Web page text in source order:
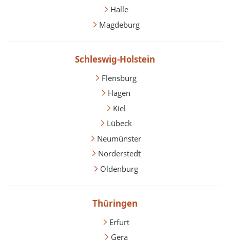
Halle
Magdeburg
Schleswig-Holstein
Flensburg
Hagen
Kiel
Lübeck
Neumünster
Norderstedt
Oldenburg
Thüringen
Erfurt
Gera